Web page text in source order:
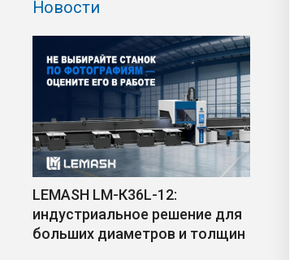
Новости
LEMASH LM-К36L-12:
индустриальное решение для
больших диаметров и толщин